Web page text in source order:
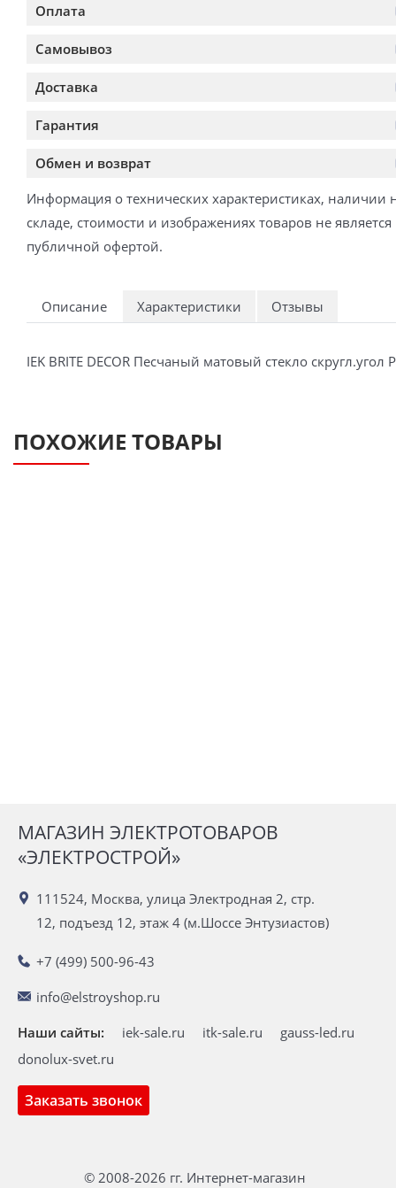
Оплата
Самовывоз
Доставка
Гарантия
Обмен и возврат
Информация о технических характеристиках, наличии
складе, стоимости и изображениях товаров не является
публичной офертой.
Описание Характеристики Отзывы
IEK BRITE DECOR Песчаный матовый стекло
ПОХОЖИЕ ТОВАРЫ
МАГАЗИН ЭЛЕКТРОТОВАРОВ
«ЭЛЕКТРОСТРОЙ»
111524, Москва, улица Электродная 2, стр.
12, подъезд 12, этаж 4 (м.Шоссе Энтузиастов)
+7 (499) 500-96-43
info@elstroyshop.ru
Заказать звонок
Наши сайты: iek-sale.ru itk-sale.ru
gauss-led.ru
donolux-svet.ru
© 2008-2026 гг. Интернет-магазин